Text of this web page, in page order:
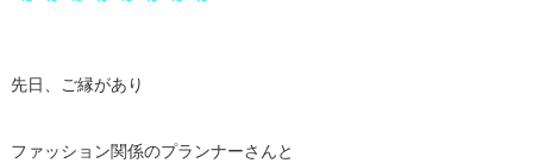
先日、ご縁があり
ファッション関係のプランナーさんと